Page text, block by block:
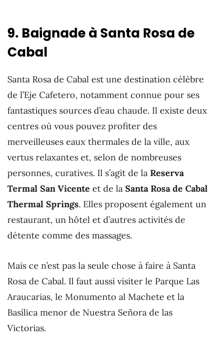
9. Baignade à Santa Rosa de
Cabal
Santa Rosa de Cabal est une destination célèbre
de l’Eje Cafetero, notamment connue pour ses
fantastiques sources d’eau chaude. Il existe deux
centres où vous pouvez profiter des
merveilleuses eaux thermales de la ville, aux
vertus relaxantes et, selon de nombreuses
personnes, curatives. Il s’agit de la Reserva
Termal San Vicente et de la Santa Rosa de Cabal
Thermal Springs. Elles proposent également un
restaurant, un hôtel et d’autres activités de
détente comme des massages.
Mais ce n’est pas la seule chose à faire à Santa
Rosa de Cabal. Il faut aussi visiter le Parque Las
Araucarias, le Monumento al Machete et la
Basílica menor de Nuestra Señora de las
Victorias.